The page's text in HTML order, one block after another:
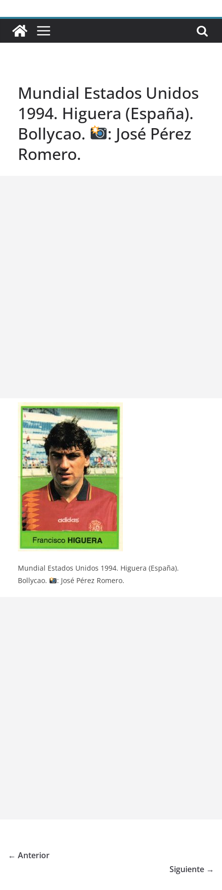
Mundial Estados Unidos
1994. Higuera (España).
Bollycao.
: José Pérez
Romero.
Mundial Estados Unidos 1994. Higuera (España).
Bollycao.
: José Pérez Romero.
← Anterior
Siguiente →